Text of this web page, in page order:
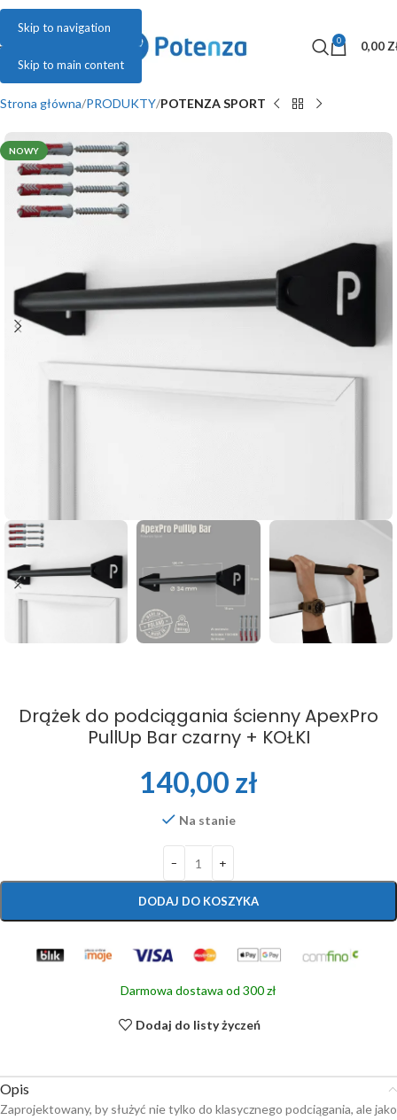
Skip to navigation
Skip to main content
0 0,00
Strona główna PRODUKTY POTENZA SPORT
NOWY
Drążek do podciągania ścienny ApexPro
PullUp Bar czarny + KOŁKI
140,00 zł
Na stanie
DODAJ DO KOSZYKA
Darmowa dostawa od 300 zł
Dodaj do listy życzeń
Opis
Zaprojektowany, by służyć nie tylko do klasycznego podciągania, ale jako